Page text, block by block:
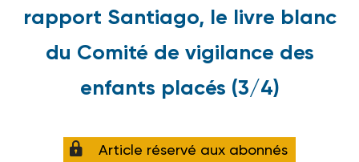
rapport Santiago, le livre blanc
du Comité de vigilance des
enfants placés (3/4)
Article réservé aux abonnés